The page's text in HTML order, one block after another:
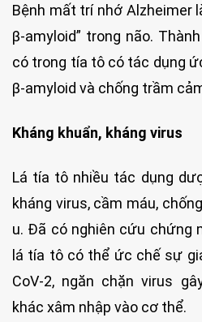
Bệnh mất trí nhớ Alzheimer
β-amyloid” trong não.
có trong tía tô có tác dụng
β-amyloid và chống trầm
Kháng khuẩn, kháng virus
Lá tía tô nhiều tác dụng
kháng virus, cầm máu,
u. Đã có nghiên cứu chứng
lá tía tô có thể ức chế sự
CoV-2, ngăn chặn virus
khác xâm nhập vào cơ thể.